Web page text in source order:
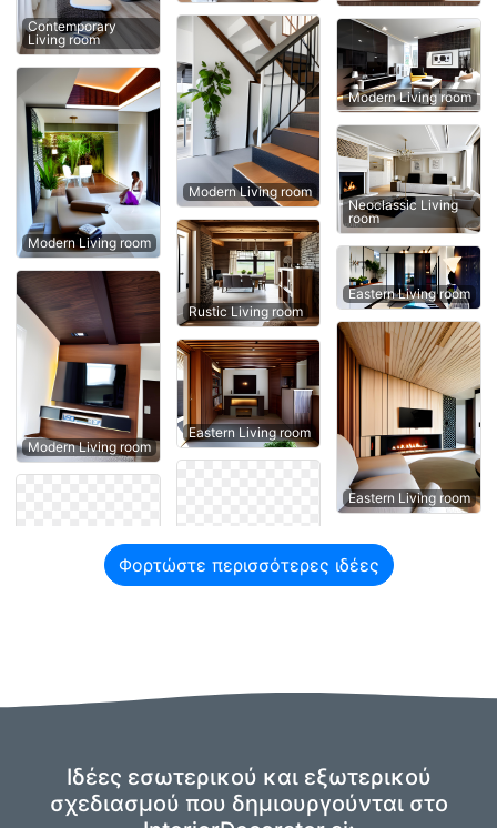
Contemporary
Living room
Modern Living room
Modern Living room
Modern Living room
Rustic Living room
Eastern Living room
Modern Living room
Neoclassic Living
room
Eastern Living room
Eastern Living room
Φορτώστε περισσότερες ιδέες
Ιδέες εσωτερικού και εξωτερικού
σχεδιασμού που δημιουργούνται στο